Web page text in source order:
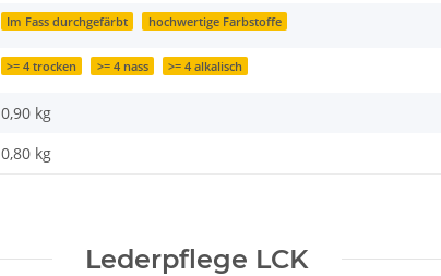
Im Fass durchgefärbt hochwertige Farbstoffe
>= 4 trocken >= 4 nass >= 4 alkalisch
0,90 kg
0,80 kg
Lederpflege LCK